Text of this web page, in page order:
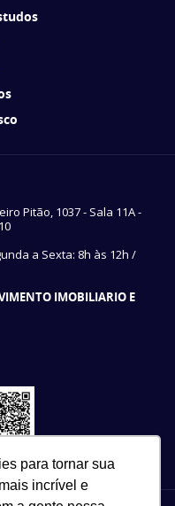
para tornar sua
incrível e
Pitão, 1037 - Sala 11A -
a Sexta: 8h às 12h /
IMOBILIARIO E